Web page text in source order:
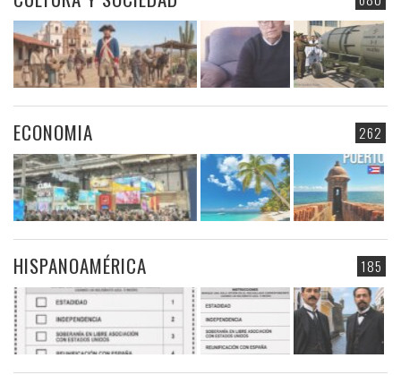
262
ECONOMIA
185
HISPANOAMÉRICA